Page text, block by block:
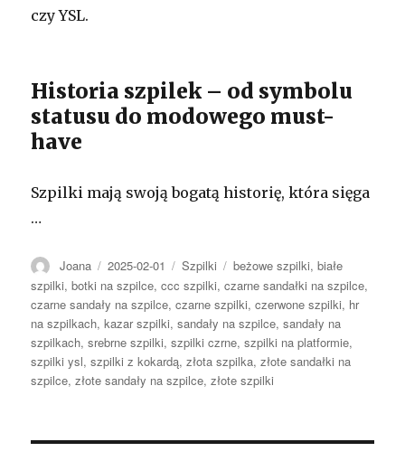
czy YSL.
Historia szpilek – od symbolu
statusu do modowego must-
have
Szpilki mają swoją bogatą historię, która sięga
…
Autor
Joana Opublikowano
2025-02-01 Kategorie
Szpilki Tagi
beżowe szpilki,białe
szpilki,botki na szpilce,ccc szpilki,czarne sandałki na szpilce,
czarne sandały na szpilce,czarne szpilki,czerwone szpilki, hr
na szpilkach,kazar szpilki,sandały na szpilce,sandały na
szpilkach,srebrne szpilki,szpilki czrne,szpilki na platformie,
szpilki ysl,szpilki z kokardą,złota szpilka,złote sandałki na
szpilce,złote sandały na szpilce,złote szpilki